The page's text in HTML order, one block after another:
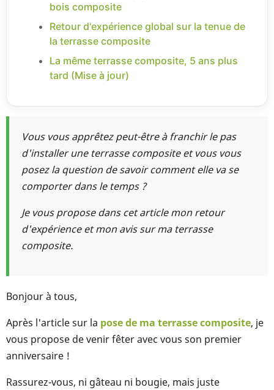
bois composite
Retour d'expérience global sur la tenue de
la terrasse composite
La même terrasse composite, 5 ans plus
tard (Mise à jour)
Vous vous apprêtez peut-être à franchir le pas
d'installer une terrasse composite et vous vous
posez la question de savoir comment elle va se
comporter dans le temps ?
Je vous propose dans cet article mon retour
d'expérience et mon avis sur ma terrasse
composite.
Bonjour à tous,
Après l'article sur la pose de ma terrasse composite, je
vous propose de venir fêter avec vous son premier
anniversaire !
Rassurez-vous, ni gâteau ni bougie, mais juste